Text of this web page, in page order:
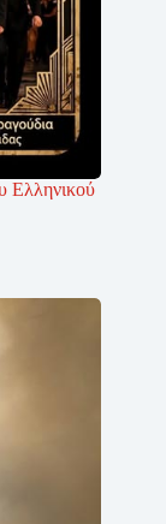
Ελληνικού